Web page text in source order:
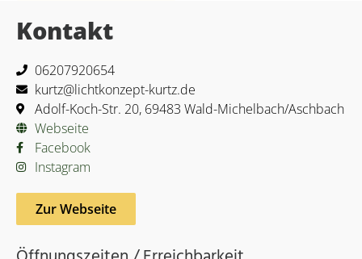
Kontakt
06207920654
kurtz@lichtkonzept-kurtz.de
Adolf-Koch-Str. 20, 69483 Wald-Michelbach/Aschbach
Webseite
Facebook
Instagram
Zur Webseite